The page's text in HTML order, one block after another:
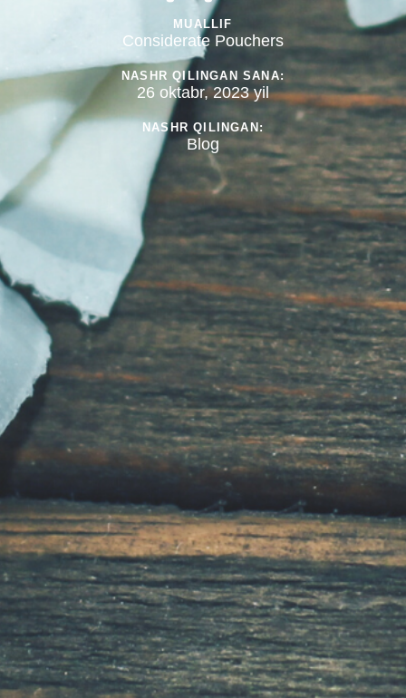
MUALLIF
Considerate Pouchers
NASHR QILINGAN SANA:
26 oktabr, 2023 yil
NASHR QILINGAN:
Blog